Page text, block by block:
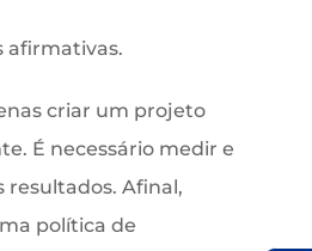
afirmativas.
criar um projeto
É necessário medir e
resultados. Afinal,
política de